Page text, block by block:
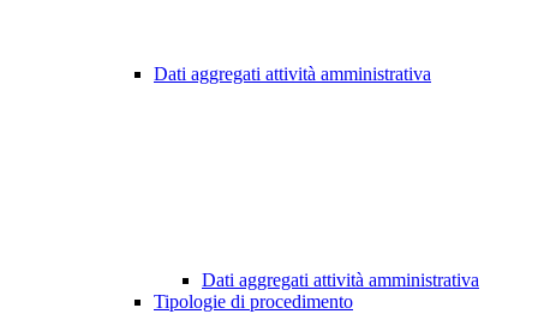
Dati aggregati attività amministrativa
Dati aggregati attività amministrativa
Tipologie di procedimento